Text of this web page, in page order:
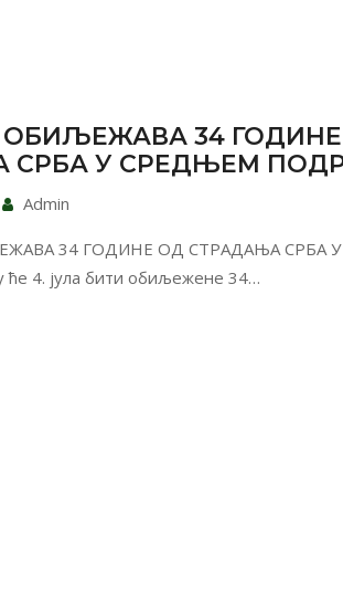
ОБИЉЕЖАВА 34
СРБА У СРЕДЊЕМ
Admin
34 ГОДИНЕ ОД СТРАДАЊА СРБА
4. јула бити обиљежене 34…